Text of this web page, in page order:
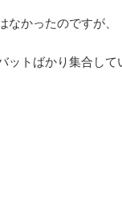
なかったのですが、
ットばかり集合して